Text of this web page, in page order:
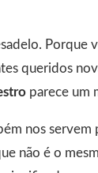
Porque
queridos
parece um
nos servem
não é o